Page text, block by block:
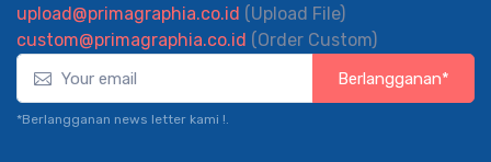
upload@primagraphia.co.id (Upload File)
custom@primagraphia.co.id (Order Custom)
Berlangganan*
*Berlangganan news letter kami !.